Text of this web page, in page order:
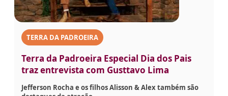
TERRA DA PADROEIRA
Terra da Padroeira Especial Dia dos Pais
traz entrevista com Gusttavo Lima
Jefferson Rocha e os filhos Alisson & Alex também são